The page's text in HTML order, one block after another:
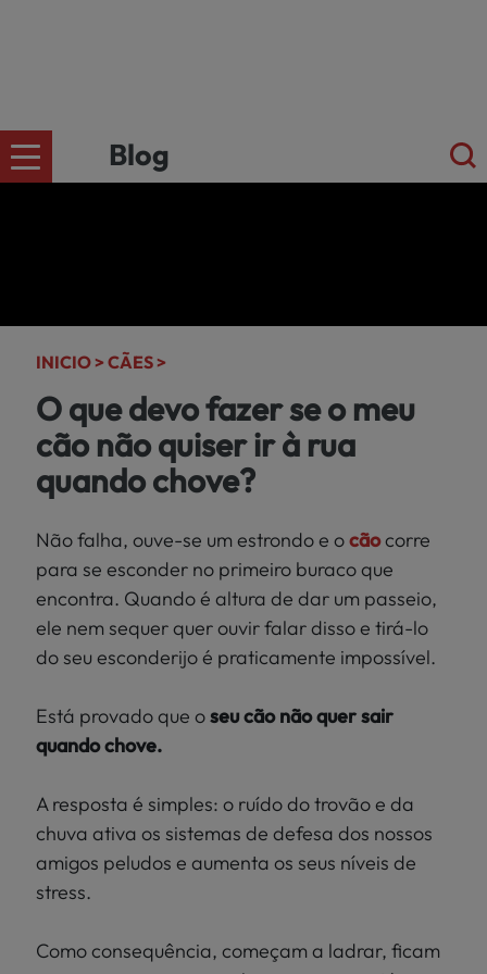
Blog
GATOS
PEQUENOS
MAMÍFEROS
PÁSSAROS
RÉPTEIS
KIWOKO
kiwoko.pt
Localize
a sua loja
INICIO >CÃES >
O que devo fazer se o meu
cão não quiser ir à rua
quando chove?
Não falha, ouve-se um estrondo e ocãocorre
para se esconder no primeiro buraco que
encontra. Quando é altura de dar um passeio,
ele nem sequer quer ouvir falar disso e tirá-lo
do seu esconderijo é praticamente impossível.
Está provado que oseu cão não quer sair
quando chove.
A resposta é simples: o ruído do trovão e da
chuva ativa os sistemas de defesa dos nossos
amigos peludos e aumenta os seus níveis de
stress.
Como consequência, começam a ladrar, ficam